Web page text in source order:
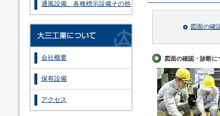
図面の確
図面の確認・診断に
通風設備、各種標示設備その他
会社概要
保有設備
アクセス